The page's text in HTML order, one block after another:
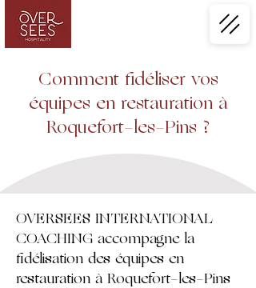
Comment fidéliser vos
équipes en restauration à
Roquefort-les-Pins ?
OVERSEES INTERNATIONAL
COACHING accompagne la
fidélisation des équipes en
restauration à Roquefort-les-Pins